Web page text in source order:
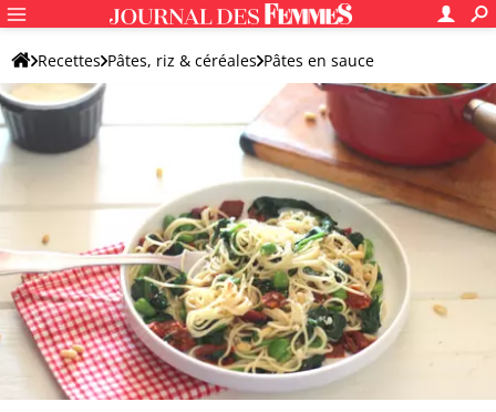
Recettes Pâtes, riz & céréales Pâtes en sauce
Pâtes aux légumes